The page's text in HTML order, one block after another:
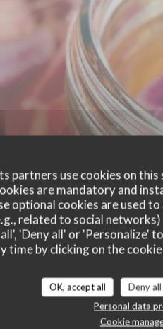
partners use cookies on
are mandatory and
optional cookies are used
related to social
'Deny all' or 'Personalize'
time by clicking on the
OK, accept all Deny
Personal data
Cookie
ratings